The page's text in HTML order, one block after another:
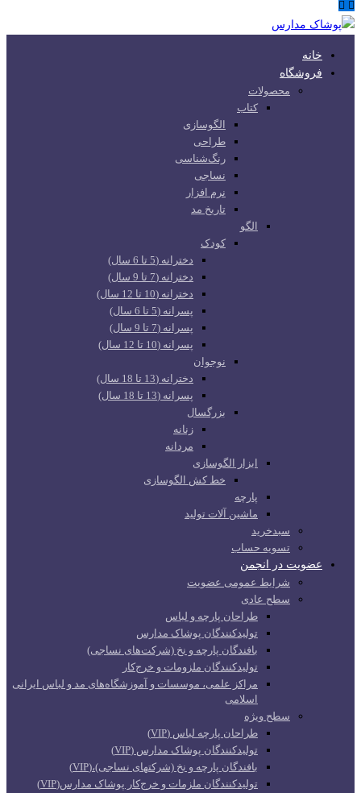
خانه
فروشگاه
محصولات
کتاب
الگوسازی
طراحی
رنگ‌شناسی
نساجی
نرم افزار
تاریخ مد
الگو
کودک
دخترانه (5 تا 6 سال)
دخترانه (7 تا 9 سال)
دخترانه (10 تا 12 سال)
پسرانه (5 تا 6 سال)
پسرانه (7 تا 9 سال)
پسرانه (10 تا 12 سال)
نوجوان
دخترانه (13 تا 18 سال)
پسرانه (13 تا 18 سال)
بزرگسال
زنانه
مردانه
ابزار الگوسازی
خط کش الگوسازی
پارچه
ماشین آلات تولید
سبدخرید
تسویه حساب
عضویت در انجمن
شرایط عمومی عضویت
سطح عادی
طراحان پارچه و لباس
تولیدکنندگان پوشاک مدارس
بافندگان پارچه و نخ (شرکت‌های نساجی)
تولیدکنندگان ملزومات و خرج‌کار
مراکز علمی، موسسات و آموزشگاه‌های مد و لباس ایرانی
اسلامی
سطح ویژه
طراحان پارچه لباس (VIP)
تولیدکنندگان پوشاک مدارس (VIP)
بافندگان پارچه و نخ (شرکتهای نساجی)،(VIP)
تولیدکنندگان ملزمات و خرج‌کار پوشاک مدارس(VIP)